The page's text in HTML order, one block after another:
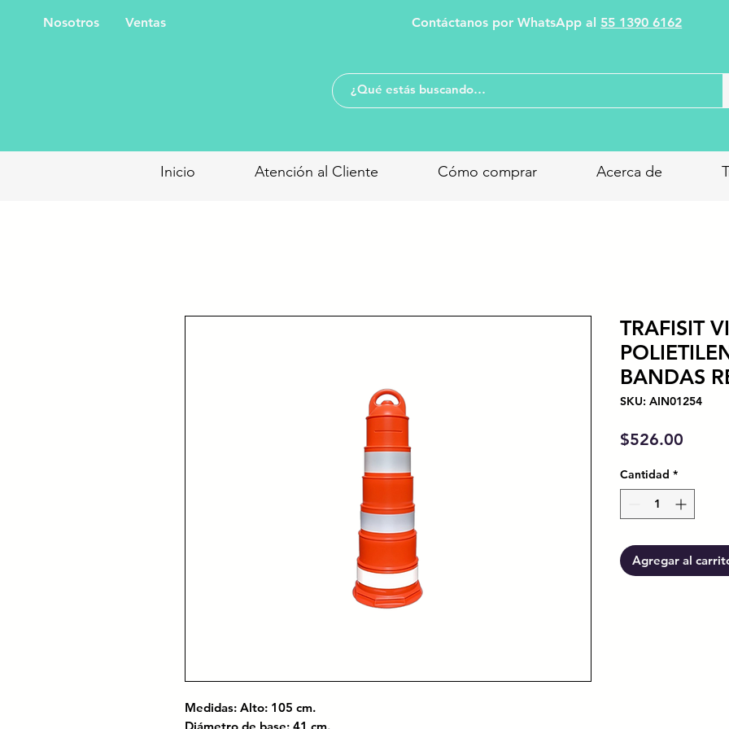
Nosotros Ventas Contáctanos por WhatsApp al 55 1390 6162
Inicio Atención al Cliente Cómo comprar Acerca de
Medidas: Alto: 105 cm.
TRAFISIT
BANDAS
SKU: AIN01254
$526.00
Cantidad *
Agregar al